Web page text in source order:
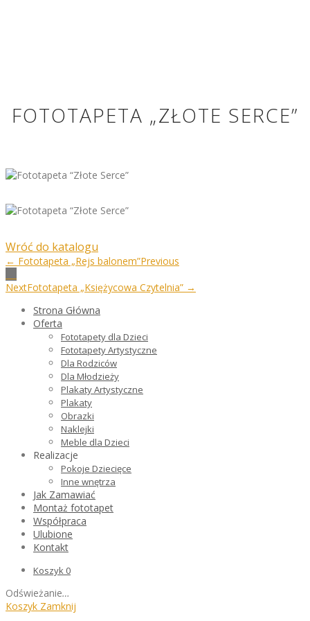
FOTOTAPETA „ZŁOTE SERCE”
Wróć do katalogu
← Fototapeta „Rejs balonem”Previous
NextFototapeta „Księżycowa Czytelnia” →
Strona Główna
Oferta
Fototapety dla Dzieci
Fototapety Artystyczne
Dla Rodziców
Dla Młodzieży
Plakaty Artystyczne
Plakaty
Obrazki
Naklejki
Meble dla Dzieci
Realizacje
Pokoje Dziecięce
Inne wnętrza
Jak Zamawiać
Montaż fototapet
Współpraca
Ulubione
Kontakt
Koszyk 0
Odświeżanie…
Koszyk Zamknij